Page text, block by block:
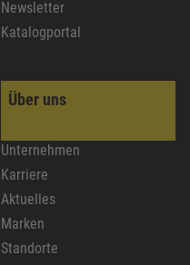
Newsletter
Katalogportal
Über uns
Unternehmen
Karriere
Aktuelles
Marken
Standorte